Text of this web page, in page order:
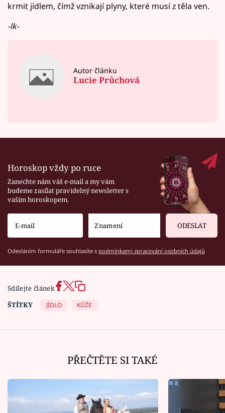
krmit jídlem, čímž vznikají plyny, které musí z těla ven.
-lk-
Autor článku
Lucie Průchová
Horoskop vždy po ruce
Zanechte nám váš e-mail a my vám
budeme zasílat pravidelný newsletter s
vaším horoskopem.
ODESLAT
Odesláním formuláře souhlasíte s podmínkami zpracování osobních údajů
Sdílejte článek
ŠTÍTKY
JÍDLO KŮŽE
PŘEČTĚTE SI TAKÉ